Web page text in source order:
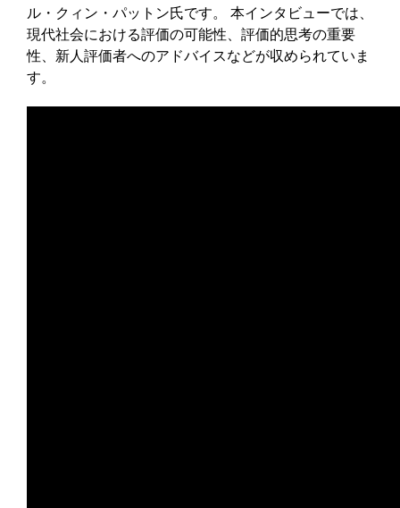
ル・クィン・パットン氏です。 本インタビューでは、
現代社会における評価の可能性、評価的思考の重要
性、新人評価者へのアドバイスなどが収められていま
す。